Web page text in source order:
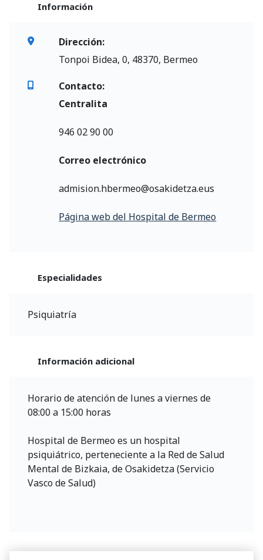
Información
Dirección:
Tonpoi Bidea, 0, 48370, Bermeo
Contacto:
Centralita
946 02 90 00
Correo electrónico
admision.hbermeo@osakidetza.eus
Página web del Hospital de Bermeo
Especialidades
Psiquiatría
Información adicional
Horario de atención de lunes a viernes de
08:00 a 15:00 horas
Hospital de Bermeo es un hospital
psiquiátrico, perteneciente a la Red de Salud
Mental de Bizkaia, de Osakidetza (Servicio
Vasco de Salud)